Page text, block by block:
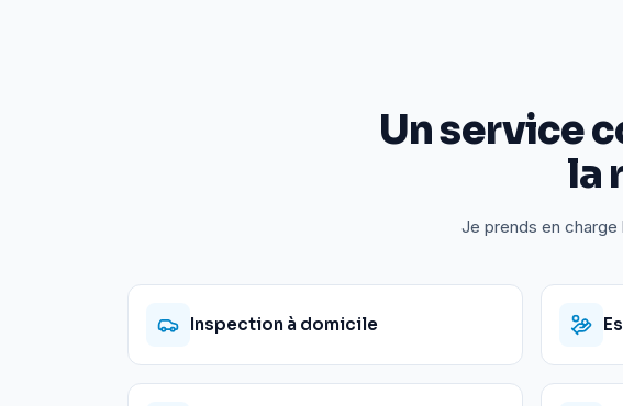
Un service
la
Je prends en
Inspection à domicile